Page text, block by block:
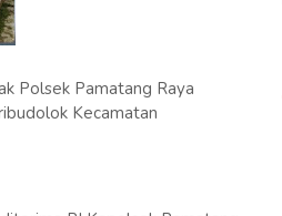
Polsek Pamatang Raya
Kecamatan